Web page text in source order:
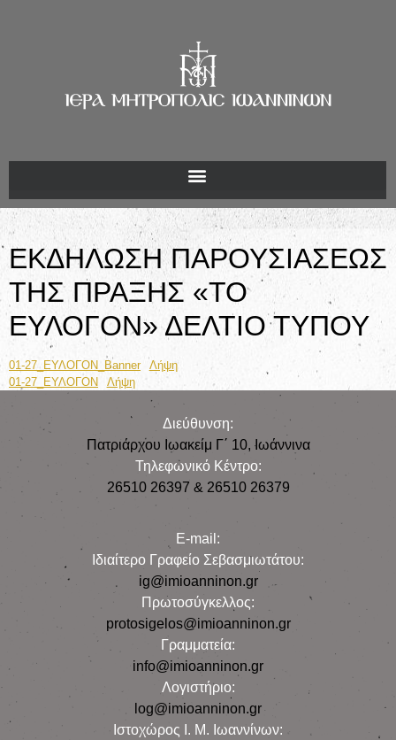
ΕΚΔΗΛΩΣΗ ΠΑΡΟΥΣΙΑΣΕΩΣ
ΤΗΣ ΠΡΑΞΗΣ «ΤΟ
ΕΥΛΟΓΟΝ» ΔΕΛΤΙΟ ΤΥΠΟΥ
01-27_ΕΥΛΟΓΟΝ_Banner
Λήψη
01-27_ΕΥΛΟΓΟΝ
Λήψη
Διεύθυνση:
Πατριάρχου Ιωακείμ Γ΄ 10, Iωάννινα
Τηλεφωνικό Κέντρο:
26510 26397 & 26510 26379
E-mail:
Iδιαίτερο Γραφείο Σεβασμιωτάτου:
ig@imioanninon.gr
Πρωτοσύγκελλος:
protosigelos@imioanninon.gr
Γραμματεία:
info@imioanninon.gr
Λογιστήριο:
log@imioanninon.gr
Ιστοχώρος Ι. Μ. Ιωαννίνων: